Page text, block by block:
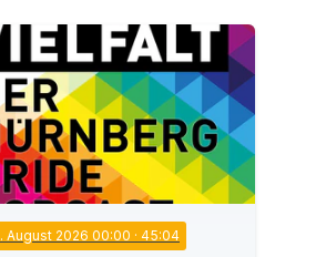
. August 2026 00:00 · 45:04